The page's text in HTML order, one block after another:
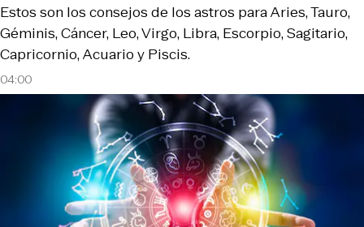
04:00
Estos son los consejos de los astros para Aries, Tauro,
Géminis, Cáncer, Leo, Virgo, Libra, Escorpio, Sagitario,
Capricornio, Acuario y Piscis.